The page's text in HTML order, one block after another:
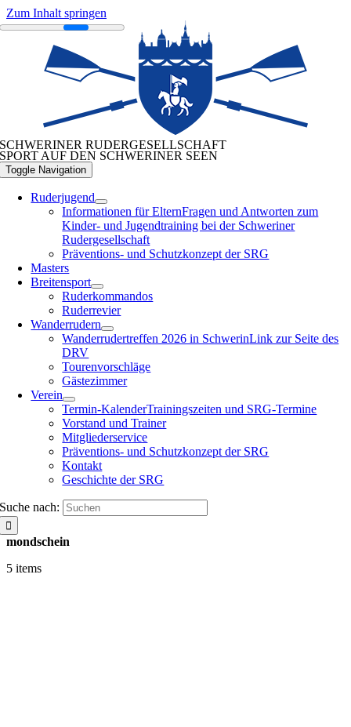
Zum Inhalt springen
SCHWERINER RUDERGESELLSCHAFT
SPORT AUF DEN SCHWERINER SEEN
Toggle Navigation
Ruderjugend
Informationen für ElternFragen und Antworten zum
Kinder- und Jugendtraining bei der Schweriner
Rudergesellschaft
Präventions- und Schutzkonzept der SRG
Masters
Breitensport
Ruderkommandos
Ruderrevier
Wanderrudern
Wanderrudertreffen 2026 in SchwerinLink zur Seite des
DRV
Tourenvorschläge
Gästezimmer
Verein
Termin-KalenderTrainingszeiten und SRG-Termine
Vorstand und Trainer
Mitgliederservice
Präventions- und Schutzkonzept der SRG
Kontakt
Geschichte der SRG
Suche nach:
mondschein
5 items